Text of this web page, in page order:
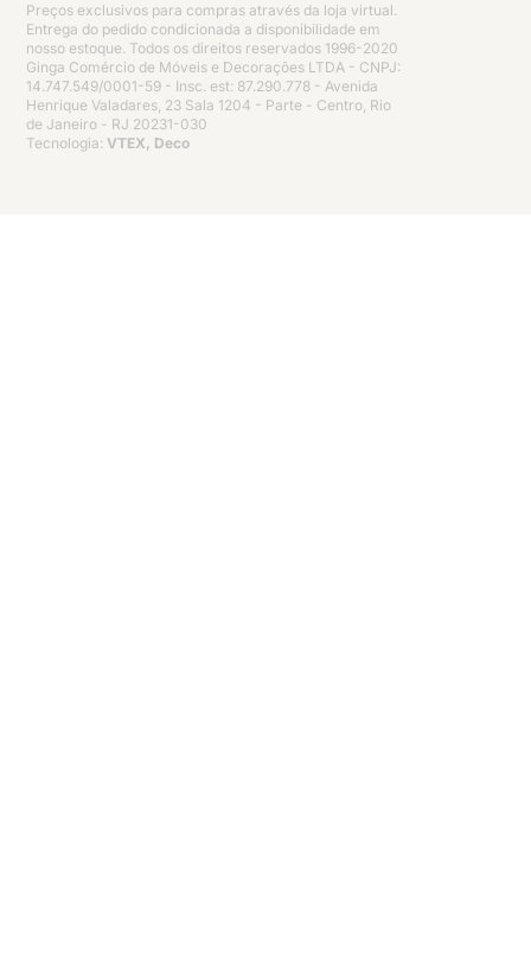
Preços exclusivos para compras através da loja virtual.
Entrega do pedido condicionada a disponibilidade em
nosso estoque. Todos os direitos reservados 1996-2020
Ginga Comércio de Móveis e Decorações LTDA - CNPJ:
14.747.549/0001-59 - Insc. est: 87.290.778 - Avenida
Henrique Valadares, 23 Sala 1204 - Parte - Centro, Rio
de Janeiro - RJ 20231-030
Tecnologia: VTEX, Deco